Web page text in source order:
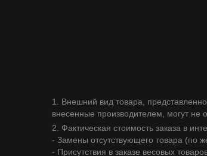
1. Внешний вид товара,
внесенные производителем, могут не
2. Фактическая стоимость заказа в
- Замены отсутствующего товара (по
- Присутствия в заказе весовых